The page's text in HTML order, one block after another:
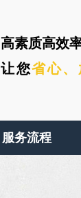
高素质高效
让您省心、
服务流程